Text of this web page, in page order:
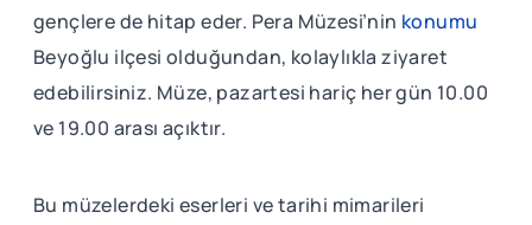
gençlere de hitap eder. Pera Müzesi’nin konumu
Beyoğlu ilçesi olduğundan, kolaylıkla ziyaret
edebilirsiniz. Müze, pazartesi hariç her gün 10.00
ve 19.00 arası açıktır.
Bu müzelerdeki eserleri ve tarihi mimarileri